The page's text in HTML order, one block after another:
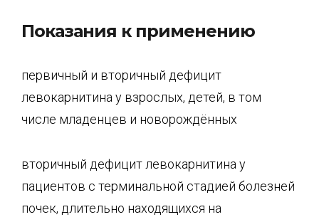
Показания к применению
первичный и вторичный дефицит
левокарнитина у взрослых, детей, в том
числе младенцев и новорождённых
вторичный дефицит левокарнитина у
пациентов с терминальной стадией болезней
почек, длительно находящихся на